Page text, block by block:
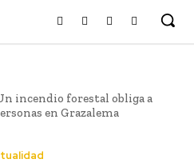
incendio forestal obliga a
en Grazalema